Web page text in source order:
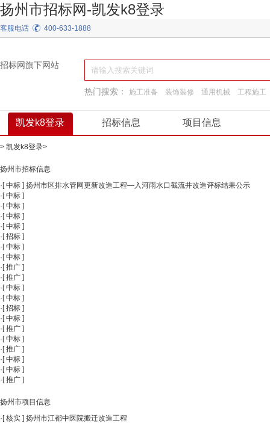
扬州市招标网-凯发k8登录
客服电话 400-633-1888
招标网旗下网站
热门搜索： 施工准备 装饰装修 通用机械
工程施工
凯发k8登录 招标信息 项目信息
> 凯发k8登录>
扬州市招标信息
· [ 中标 ] 扬州市区排水管网更新改造工程—入河雨水口截流井改造评标结果公示
· [ 中标 ]
· [ 中标 ]
· [ 中标 ]
· [ 中标 ]
· [ 招标 ]
· [ 中标 ]
· [ 中标 ]
· [ 推广 ]
· [ 推广 ]
· [ 中标 ]
· [ 中标 ]
· [ 招标 ]
· [ 中标 ]
· [ 推广 ]
· [ 中标 ]
· [ 推广 ]
· [ 中标 ]
· [ 中标 ]
· [ 推广 ]
扬州市项目信息
· [ 核实 ] 扬州市江都中医院搬迁改造工程